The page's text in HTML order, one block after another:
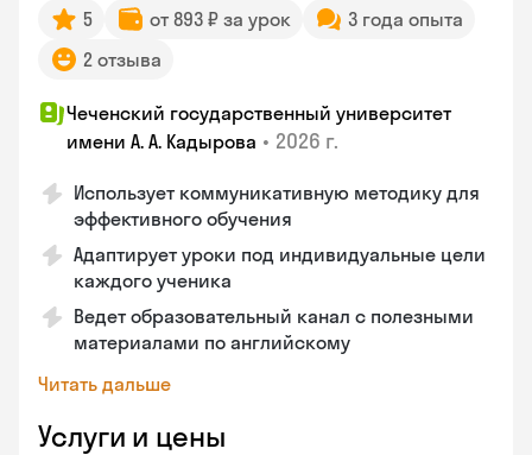
5 от 893 ₽ за урок
3 года опыта
2 отзыва
Чеченский государственный университет
имени А. А. Кадырова • 2026 г.
Использует коммуникативную методику для
эффективного обучения
Адаптирует уроки под индивидуальные цели
каждого ученика
Ведет образовательный канал с полезными
материалами по английскому
Читать дальше
Услуги и цены